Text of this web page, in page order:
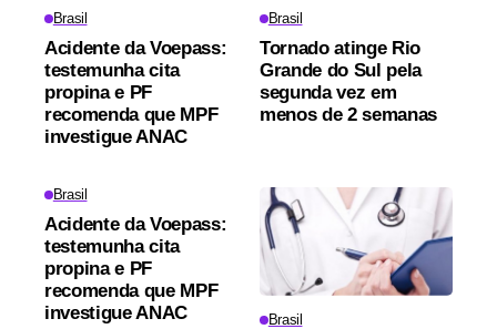
Brasil
Acidente da Voepass:
testemunha cita
propina e PF
recomenda que MPF
investigue ANAC
Brasil
Tornado atinge Rio
Grande do Sul pela
segunda vez em
menos de 2 semanas
Brasil
Acidente da Voepass:
testemunha cita
propina e PF
recomenda que MPF
investigue ANAC
Brasil